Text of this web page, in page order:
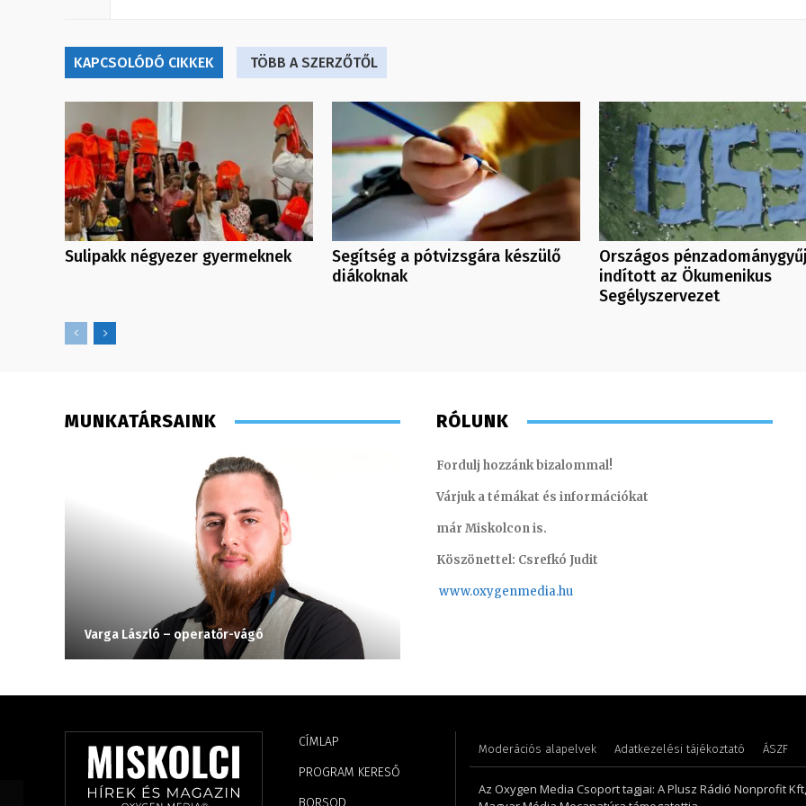
KAPCSOLÓDÓ CIKKEK TÖBB A SZERZŐTŐL
Sulipakk négyezer gyermeknek
Segítség a pótvizsgára készülő
diákoknak
Országos
indított az Ökumenikus
Segélyszervezet
MUNKATÁRSAINK
Varga László – operatőr-vágó
RÓLUNK
Fordulj hozzánk bizalommal!
Várjuk a témákat és információkat
már Miskolcon is.
Köszönettel: Csrefkó Judit
www.oxygenmedia.hu
CÍMLAP
PROGRAM KERESŐ
Moderációs alapelvek Adatkezelési tájékoztató ÁSZF
Az Oxygen Media Csoport tagjai: A Plusz Rádió Nonprofit